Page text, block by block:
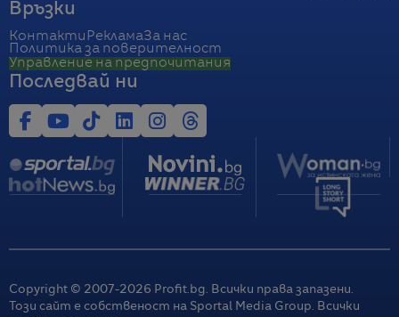
Връзки
Контакти РекламаЗа нас
Политика за поверителност
Управление на предпочитания
Последвай ни
Copyright © 2007-2026 Profit.bg. Всички права запазени.
Този сайт е собственост на Sportal Media Group. Всички